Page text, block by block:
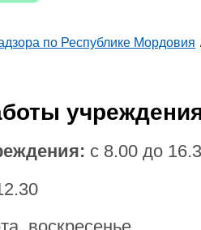
по Республике Мордовия
с 8.00 до